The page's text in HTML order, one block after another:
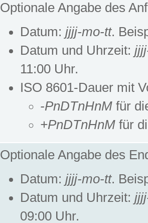
Optionale Angabe des
Datum: jjjj-mo-tt.
Datum und Uhrzeit:
11:00 Uhr.
ISO 8601-Dauer mit
-PnDTnHnM für
+PnDTnHnM für
Optionale Angabe des
Datum: jjjj-mo-tt.
Datum und Uhrzeit:
09:00 Uhr.